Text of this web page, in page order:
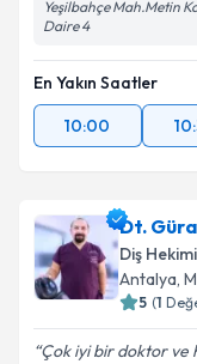
Yeşilbahçe Mah.Metin
Daire 4
En Yakın Saatler
10:00
Dt.
Diş Hekimi
Antalya,
5 (1
Çok iyi bir doktor ve